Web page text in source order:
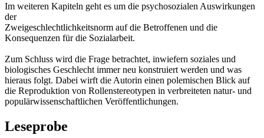
Im weiteren Kapiteln geht es um die psychosozialen Auswirkungen
der
Zweigeschlechtlichkeitsnorm auf die Betroffenen und die
Konsequenzen für die Sozialarbeit.
Zum Schluss wird die Frage betrachtet, inwiefern soziales und
biologisches Geschlecht immer neu konstruiert werden und was
hieraus folgt. Dabei wirft die Autorin einen polemischen Blick auf
die Reproduktion von Rollenstereotypen in verbreiteten natur- und
populärwissenschaftlichen Veröffentlichungen.
Leseprobe